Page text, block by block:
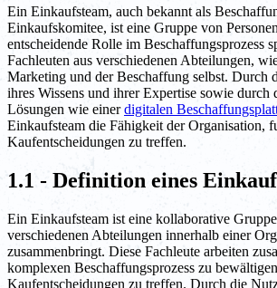
Ein Einkaufsteam, auch bekannt als
Einkaufskomitee, ist eine Gruppe von
entscheidende Rolle im Beschaffungsprozess
Fachleuten aus verschiedenen Abteilungen,
Marketing und der Beschaffung selbst. Durch
ihres Wissens und ihrer Expertise sowie durch
Lösungen wie einerdigitalen
Einkaufsteam die Fähigkeit der Organisation,
Kaufentscheidungen zu treffen.
1.1 - Definition eines
Ein Einkaufsteam ist eine kollaborative
verschiedenen Abteilungen innerhalb einer
zusammenbringt. Diese Fachleute arbeiten
komplexen Beschaffungsprozess zu
Kaufentscheidungen zu treffen. Durch die